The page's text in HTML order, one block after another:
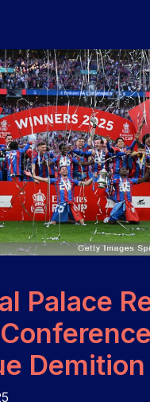
Palace
Demition